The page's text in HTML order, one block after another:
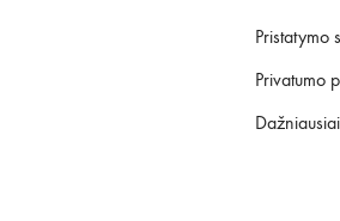
Pristatymo
Privatumo